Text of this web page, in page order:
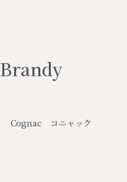
Brandy
Cognac コニャック